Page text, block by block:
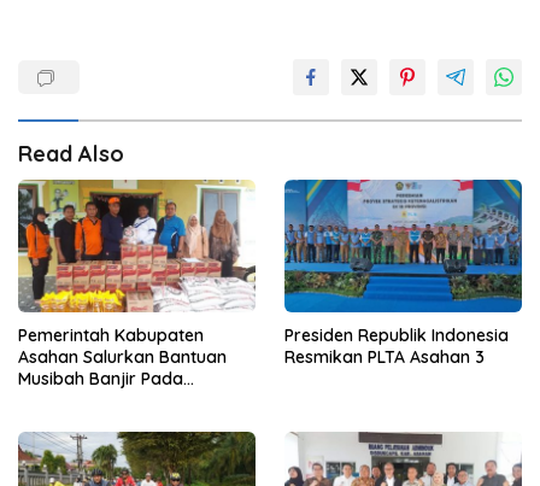
Read Also
Pemerintah Kabupaten
Asahan Salurkan Bantuan
Musibah Banjir Pada
Presiden Republik Indonesia
Resmikan PLTA Asahan 3